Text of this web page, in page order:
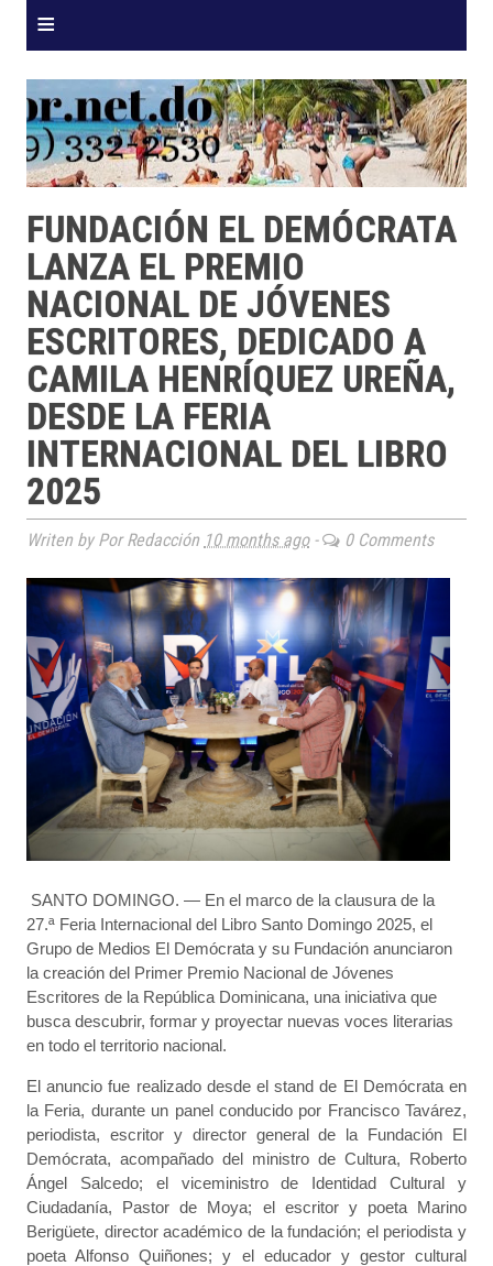
≡
FUNDACIÓN EL DEMÓCRATA
LANZA EL PREMIO
NACIONAL DE JÓVENES
ESCRITORES, DEDICADO A
CAMILA HENRÍQUEZ UREÑA,
DESDE LA FERIA
INTERNACIONAL DEL LIBRO
2025
Writen by Por Redacción 10 months ago- 0 Comments
SANTO DOMINGO. — En el marco de la clausura de la
27.ª Feria Internacional del Libro Santo Domingo 2025, el
Grupo de Medios El Demócrata y su Fundación anunciaron
la creación del Primer Premio Nacional de Jóvenes
Escritores de la República Dominicana, una iniciativa que
busca descubrir, formar y proyectar nuevas voces literarias
en todo el territorio nacional.
El anuncio fue realizado desde el stand de El Demócrata en
la Feria, durante un panel conducido por Francisco Tavárez,
periodista, escritor y director general de la Fundación El
Demócrata, acompañado del ministro de Cultura, Roberto
Ángel Salcedo; el viceministro de Identidad Cultural y
Ciudadanía, Pastor de Moya; el escritor y poeta Marino
Berigüete, director académico de la fundación; el periodista y
poeta Alfonso Quiñones; y el educador y gestor cultural